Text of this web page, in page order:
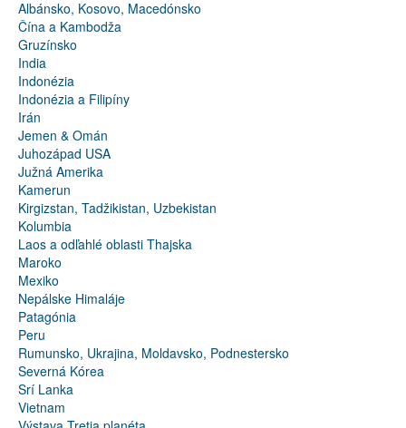
Albánsko, Kosovo, Macedónsko
Čína a Kambodža
Gruzínsko
India
Indonézia
Indonézia a Filipíny
Irán
Jemen & Omán
Juhozápad USA
Južná Amerika
Kamerun
Kirgizstan, Tadžikistan, Uzbekistan
Kolumbia
Laos a odľahlé oblasti Thajska
Maroko
Mexiko
Nepálske Himaláje
Patagónia
Peru
Rumunsko, Ukrajina, Moldavsko, Podnestersko
Severná Kórea
Srí Lanka
Vietnam